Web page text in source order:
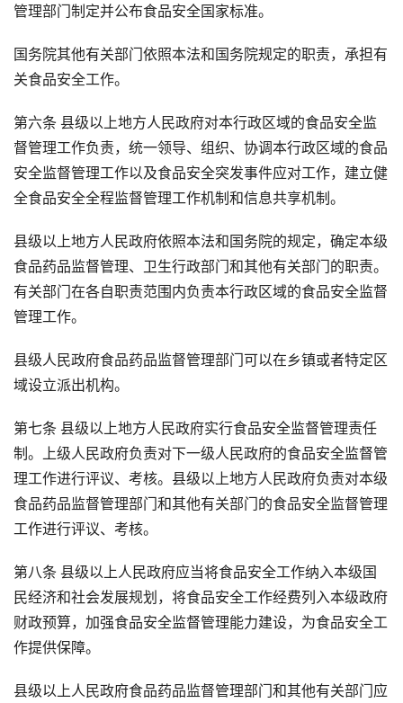
管理部门制定并公布食品安全国家标准。
国务院其他有关部门依照本法和国务院规定的职责，承担有
关食品安全工作。
第六条 县级以上地方人民政府对本行政区域的食品安全监
督管理工作负责，统一领导、组织、协调本行政区域的食品
安全监督管理工作以及食品安全突发事件应对工作，建立健
全食品安全全程监督管理工作机制和信息共享机制。
县级以上地方人民政府依照本法和国务院的规定，确定本级
食品药品监督管理、卫生行政部门和其他有关部门的职责。
有关部门在各自职责范围内负责本行政区域的食品安全监督
管理工作。
县级人民政府食品药品监督管理部门可以在乡镇或者特定区
域设立派出机构。
第七条 县级以上地方人民政府实行食品安全监督管理责任
制。上级人民政府负责对下一级人民政府的食品安全监督管
理工作进行评议、考核。县级以上地方人民政府负责对本级
食品药品监督管理部门和其他有关部门的食品安全监督管理
工作进行评议、考核。
第八条 县级以上人民政府应当将食品安全工作纳入本级国
民经济和社会发展规划，将食品安全工作经费列入本级政府
财政预算，加强食品安全监督管理能力建设，为食品安全工
作提供保障。
县级以上人民政府食品药品监督管理部门和其他有关部门应